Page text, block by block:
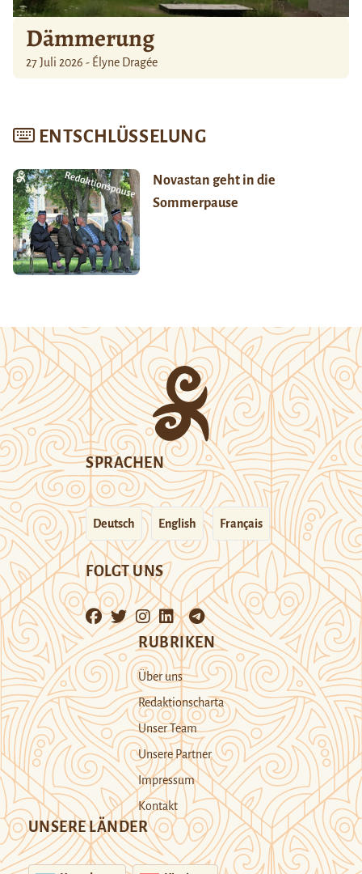
Dämmerung
27 Juli 2026 - Élyne Dragée
ENTSCHLÜSSELUNG
Novastan geht in die
Sommerpause
SPRACHEN
Deutsch English Français
FOLGT UNS
RUBRIKEN
Über uns
Redaktionscharta
Unser Team
Unsere Partner
Impressum
Kontakt
UNSERE LÄNDER